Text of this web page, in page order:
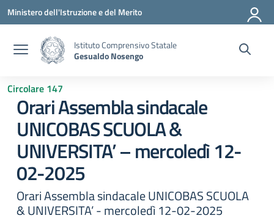
Vai ai contenuti
Vai al menu di navigazione
Vai al footer
Ministero dell'Istruzione e del Merito
Istituto Comprensivo Statale
Gesualdo Nosengo
Circolare 147
Orari Assembla sindacale
UNICOBAS SCUOLA &
UNIVERSITA’ – mercoledì 12-
02-2025
Orari Assembla sindacale UNICOBAS SCUOLA
& UNIVERSITA’ - mercoledì 12-02-2025